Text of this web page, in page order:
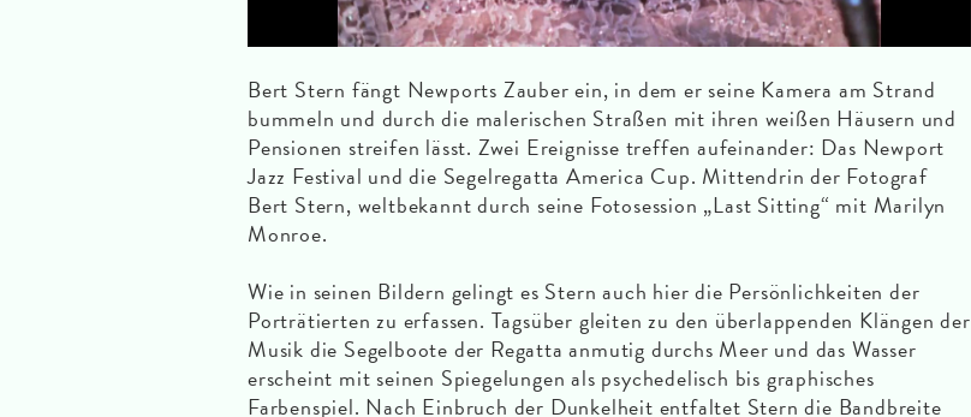
Bert Stern fängt Newports Zauber ein, in dem er seine Kamera am Strand
bummeln und durch die malerischen Straßen mit ihren weißen Häusern und
Pensionen streifen lässt. Zwei Ereignisse treffen aufeinander: Das Newport
Jazz Festival und die Segelregatta America Cup. Mittendrin der Fotograf
Bert Stern, weltbekannt durch seine Fotosession „Last Sitting“ mit Marilyn
Monroe.
Wie in seinen Bildern gelingt es Stern auch hier die Persönlichkeiten der
Porträtierten zu erfassen. Tagsüber gleiten zu den überlappenden Klängen der
Musik die Segelboote der Regatta anmutig durchs Meer und das Wasser
erscheint mit seinen Spiegelungen als psychedelisch bis graphisches
Farbenspiel. Nach Einbruch der Dunkelheit entfaltet Stern die Bandbreite